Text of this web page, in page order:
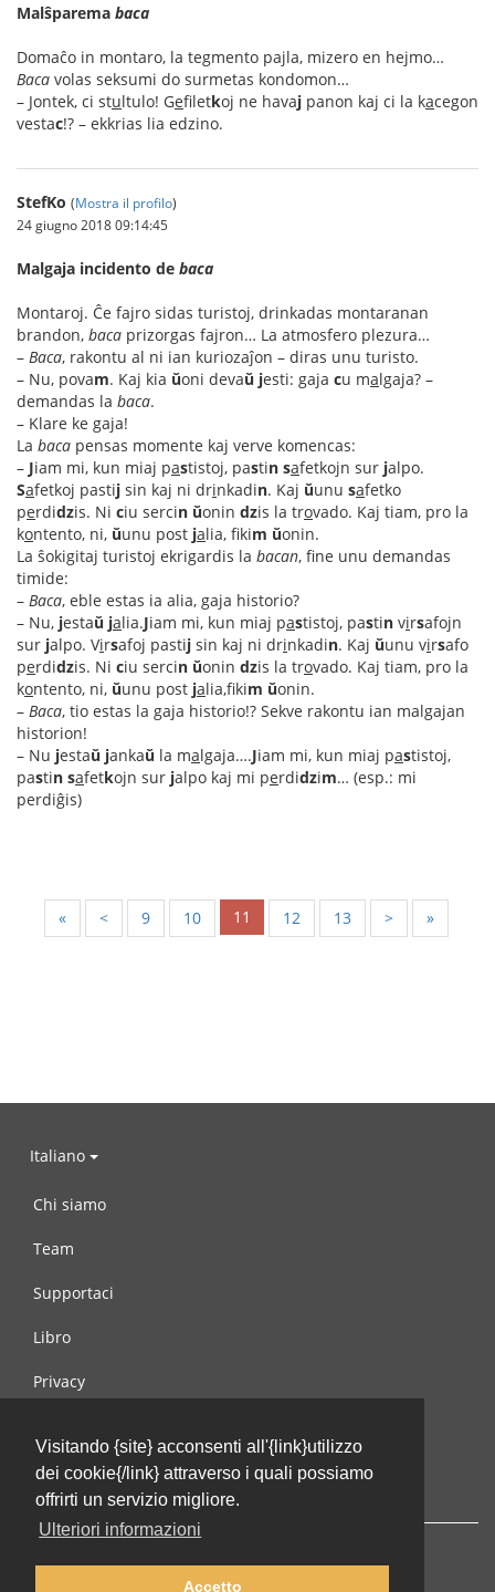
Visitando {site} acconsenti all'{link}utilizzo
dei cookie{/link} attraverso i quali possiamo
offrirti un servizio migliore.
Ulteriori informazioni
Accetto
Malŝparema baca
Domaĉo in montaro, la tegmento pajla, mizero en hejmo…
Baca volas seksumi do surmetas kondomon…
– Jontek, ci stultulo! Gefiletkoj ne havaj panon kaj ci la kacegon
vestac!? – ekkrias lia edzino.
StefKo (Mostra il profilo)
24 giugno 2018 09:14:45
Malgaja incidento de baca
Montaroj. Ĉe fajro sidas turistoj, drinkadas montaranan
brandon, baca prizorgas fajron… La atmosfero plezura…
– Baca, rakontu al ni ian kuriozaĵon – diras unu turisto.
– Nu, povam. Kaj kia ŭoni devaŭ jesti: gaja cu malgaja? –
demandas la baca.
– Klare ke gaja!
La baca pensas momente kaj verve komencas:
– Jiam mi, kun miaj pastistoj, pastin safetkojn sur jalpo.
Safetkoj pastij sin kaj ni drinkadin. Kaj ŭunu safetko
perdidzis. Ni ciu sercin ŭonin dzis la trovado. Kaj tiam, pro la
kontento, ni, ŭunu post jalia, fikim ŭonin.
La ŝokigitaj turistoj ekrigardis la bacan, fine unu demandas
timide:
– Baca, eble estas ia alia, gaja historio?
– Nu, jestaŭ jalia.Jiam mi, kun miaj pastistoj, pastin virsafojn
sur jalpo. Virsafoj pastij sin kaj ni drinkadin. Kaj ŭunu virsafo
perdidzis. Ni ciu sercin ŭonin dzis la trovado. Kaj tiam, pro la
kontento, ni, ŭunu post jalia,fikim ŭonin.
– Baca, tio estas la gaja historio!? Sekve rakontu ian malgajan
historion!
– Nu jestaŭ jankaŭ la malgaja….Jiam mi, kun miaj pastistoj,
pastin safetkojn sur jalpo kaj mi perdidzim… (esp.: mi
perdiĝis)
« < 9 10 11 12 13 > »
Italiano
Chi siamo
Team
Supportaci
Libro
Privacy
Contattaci